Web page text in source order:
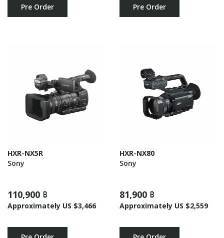
Pre Order Pre Order
HXR-NX5R
Sony
110,900 ฿
Approximately US $3,466
HXR-NX80
Sony
81,900 ฿
Approximately US $2,559